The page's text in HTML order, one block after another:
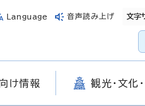
Language 音声読み上げ 文字
け情報 観光・文化